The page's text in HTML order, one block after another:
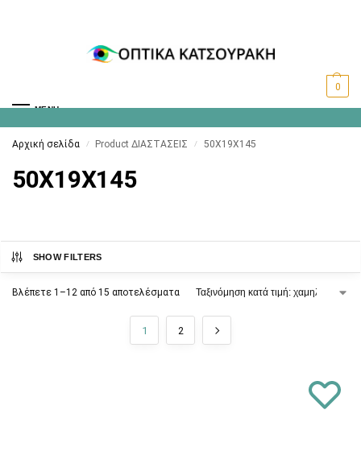
MENU
0
Αρχική σελίδα / Product ΔΙΑΣΤΑΣΕΙΣ / 50X19X145
50X19X145
SHOW FILTERS
Βλέπετε 1–12 από 15 αποτελέσματα
1 2